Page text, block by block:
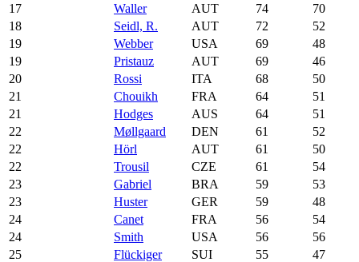
17
Waller AUT 74
70
18
Seidl, R. AUT 72
52
19
Webber USA 69
48
19
Pristauz AUT 69
46
20
Rossi ITA 68
50
21
Chouikh FRA 64
51
21
Hodges AUS 64
51
22
Møllgaard DEN 61
52
22
Hörl AUT 61
50
22
Trousil CZE 61
54
23
Gabriel BRA 59
53
23
Huster GER 59
48
24
Canet FRA 56
54
24
Smith USA 56
56
25
Flückiger SUI 55
47